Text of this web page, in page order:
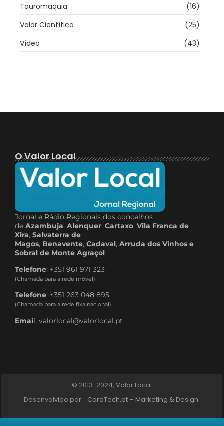
Tauromaquia
(16)
Valor Científico
(25)
Vídeo
(43)
O Valor Local
Jornal e Rádio Regionais dos concelhos
de Azambuja, Alenquer, Cartaxo, Vila Franca de
Xira, Salvaterra de
Magos, Benavente, Cadaval, Arruda dos Vinhos e
Sobral de Monte Agraçol
Telefone: +351 961 971 323
(Chamada para a rede móvel)
Telefone: +351 263 048 895
(Chamada para a rede fixa nacional)
Email: valorlocal@valorlocal.pt
© 2013-2024, Valor Local
Desenvolvido por: CordTech.pt – Marketing & Design